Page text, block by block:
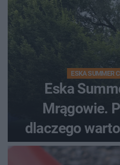
ESKA SUMMER
Eska
Mrągowie.
dlaczego
kierunek